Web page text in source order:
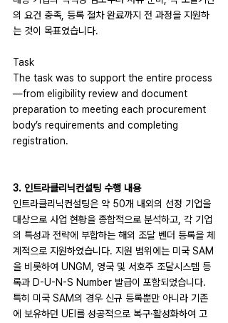
의 요건 충족, 등록 절차 완료까지 전 과정을 지원하
는 것이 목표였습니다.
Task
The task was to support the entire process
—from eligibility review and document
preparation to meeting each procurement
body’s requirements and completing
registration.
3. 인트라클리닉컨설팅 수행 내용
인트라클리닉컨설팅은 약 50개 내외의 선정 기업을
대상으로 사업 현황을 종합적으로 분석하고, 각 기업
의 특성과 전략에 부합하는 해외 조달 벤더 등록을 체
계적으로 지원하였습니다. 지원 범위에는 미국 SAM
을 비롯하여 UNGM, 영국 및 서호주 조달시스템 등
록과 D-U-N-S Number 발급이 포함되었습니다.
특히 미국 SAM의 경우 신규 등록뿐만 아니라 기존
에 보유하던 UEI를 성공적으로 복구·활성화하여 고